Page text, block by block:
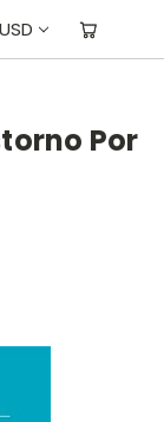
USD
Por